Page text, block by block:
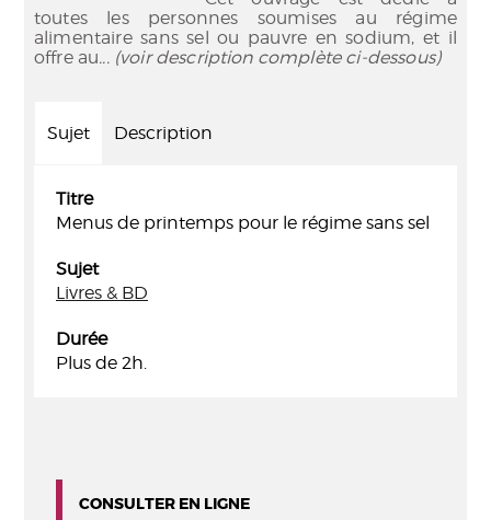
toutes les personnes soumises au régime
alimentaire sans sel ou pauvre en sodium, et il
offre au... (voir description complète ci-dessous)
Sujet Description
Titre
Menus de printemps pour le régime sans sel
Sujet
Livres & BD
Durée
Plus de 2h.
CONSULTER EN LIGNE